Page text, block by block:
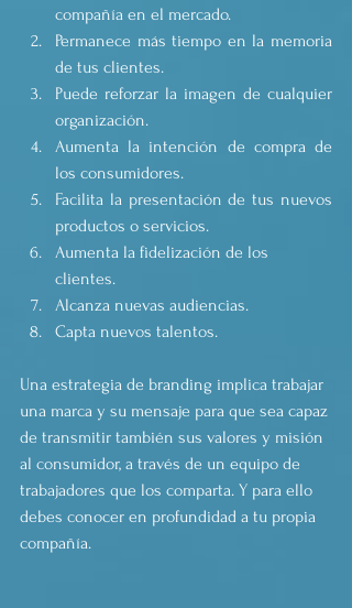
compañía en el mercado.
Permanece más tiempo en la memoria
de tus clientes.
Puede reforzar la imagen de cualquier
organización.
Aumenta la intención de compra de
los consumidores.
Facilita la presentación de tus nuevos
productos o servicios.
Aumenta la fidelización de los
clientes.
Alcanza nuevas audiencias.
Capta nuevos talentos.
Una estrategia de branding implica trabajar
una marca y su mensaje para que sea capaz
de transmitir también sus valores y misión
al consumidor, a través de un equipo de
trabajadores que los comparta. Y para ello
debes conocer en profundidad a tu propia
compañía.